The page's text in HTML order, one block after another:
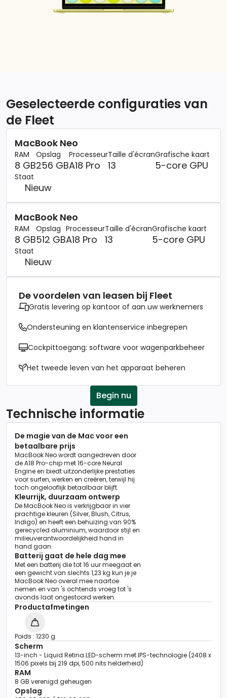
Geselecteerde configuraties van
de Fleet
MacBook Neo
RAM
8 GB
Opslag
256 GB
Processeur
A18 Pro
Taille d'écran
13
Grafische kaart
5-core GPU
Staat
Nieuw
MacBook Neo
RAM
8 GB
Opslag
512 GB
Processeur
A18 Pro
Taille d'écran
13
Grafische kaart
5-core GPU
Staat
Nieuw
De voordelen van leasen bij Fleet
Gratis levering op kantoor of aan uw werknemers
Ondersteuning en klantenservice inbegrepen
Cockpittoegang: software voor wagenparkbeheer
Het tweede leven van het apparaat beheren
Begin nu
Technische informatie
De magie van de Mac voor een
betaalbare prijs
MacBook Neo wordt aangedreven door
de A18 Pro-chip met 16-core Neural
Engine en biedt uitzonderlijke prestaties
voor surfen, werken en creëren, terwijl hij
toch ongelooflijk betaalbaar blijft.
Kleurrijk, duurzaam ontwerp
De MacBook Neo is verkrijgbaar in vier
prachtige kleuren (Silver, Blush, Citrus,
Indigo) en heeft een behuizing van 90%
gerecycled aluminium, waardoor stijl en
milieuverantwoordelijkheid hand in
hand gaan.
Batterij gaat de hele dag mee
Met een batterij die tot 16 uur meegaat en
een gewicht van slechts 1,23 kg kun je je
MacBook Neo overal mee naartoe
nemen en van 's ochtends vroeg tot 's
avonds laat ongestoord werken.
Productafmetingen
Poids : 1230 g
Scherm
13-inch - Liquid Retina LED-scherm met IPS-technologie (2408 x
1506 pixels bij 219 dpi, 500 nits helderheid)
RAM
8 GB verenigd geheugen
Opslag